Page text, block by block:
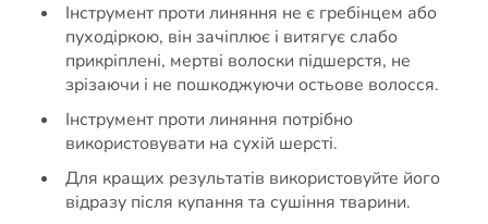
Інструмент проти линяння не є гребінцем або
пуходіркою, він зачіплює і витягує слабо
прикріплені, мертві волоски підшерстя, не
зрізаючи і не пошкоджуючи остьове волосся.
Інструмент проти линяння потрібно
використовувати на сухій шерсті.
Для кращих результатів використовуйте його
відразу після купання та сушіння тварини.